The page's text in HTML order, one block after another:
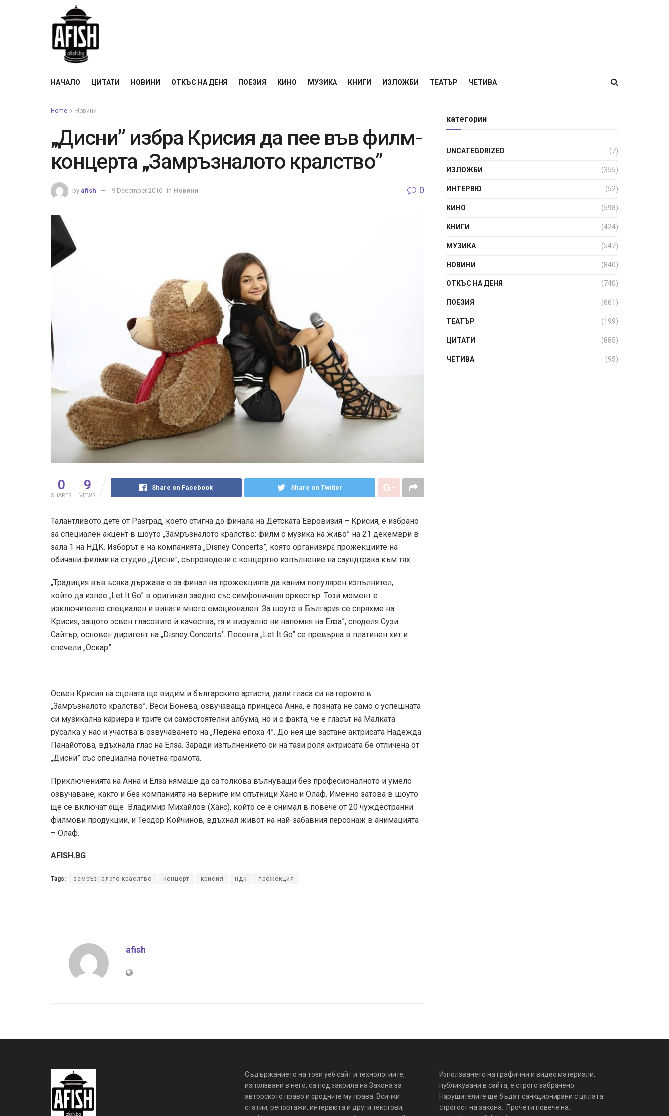
НАЧАЛО ЦИТАТИ НОВИНИ ОТКЪС НА ДЕНЯ ПОЕЗИЯ КИНО МУЗИКА КНИГИ ИЗЛОЖБИ ТЕАТЪР ЧЕТИВА
Home Новини
„Дисни” избра Крисия да пее във филм-
концерта „Замръзналото кралство”
by afish 9 December 2016 in Новини 0
0
SHARES
9
VIEWS
Share on Facebook Share on Twitter
Талантливото дете от Разград, което стигна до финала на Детската Евровизия – Крисия, е избрано
за специален акцент в шоуто „Замръзналото кралство: филм с музика на живо” на 21 декември в
зала 1 на НДК. Изборът е на компанията „Disney Concerts”, която организира прожекциите на
обичани филми на студио „Дисни”, съпроводени с концертно изпълнение на саундтрака към тях.
„Традиция във всяка държава е за финал на прожекцията да каним популярен изпълнител,
който да изпее „Let It Go” в оригинал заедно със симфоничния оркестър. Този момент е
изключително специален и винаги много емоционален. За шоуто в България се спряхме на
Крисия, защото освен гласовите ѝ качества, тя и визуално ни напомня на Елза”, споделя Сузи
Сайтър, основен диригент на „Disney Concerts”. Песента „Let It Go” се превърна в платинен хит и
спечели „Оскар”.
Освен Крисия на сцената ще видим и българските артисти, дали гласа си на героите в
„Замръзналото кралство”. Веси Бонева, озвучаваща принцеса Анна, е позната не само с успешната
си музикална кариера и трите си самостоятелни албума, но и с факта, че е гласът на Малката
русалка у нас и участва в озвучаването на „Ледена епоха 4”. До нея ще застане актрисата Надежда
Панайотова, вдъхнала глас на Елза. Заради изпълнението си на тази роля актрисата бе отличена от
„Дисни” със специална почетна грамота.
Приключенията на Анна и Елза нямаше да са толкова вълнуващи без професионалното и умело
озвучаване, както и без компанията на верните им спътници Ханс и Олаф. Именно затова в шоуто
ще се включат още Владимир Михайлов (Ханс), който се е снимал в повече от 20 чуждестранни
филмови продукции, и Теодор Койчинов, вдъхнал живот на най-забавния персонаж в анимацията
– Олаф.
AFISH.BG
Tags: замръзналото краслтво концерт крисия ндк прожекция
afish
категории
UNCATEGORIZED (7)
ИЗЛОЖБИ (355)
ИНТЕРВЮ (52)
КИНО (598)
КНИГИ (424)
МУЗИКА (547)
НОВИНИ (840)
ОТКЪС НА ДЕНЯ (740)
ПОЕЗИЯ (661)
ТЕАТЪР (199)
ЦИТАТИ (885)
ЧЕТИВА (95)
Съдържанието на този уеб сайт и технологиите,
използвани в него, са под закрила на Закона за
авторското право и сродните му права. Всички
статии, репортажи, интервюта и други текстови,
Използването на графични и видео материали,
публикувани в сайта, е строго забранено.
Нарушителите ще бъдат санкционирани с цялата
строгост на закона. Прочети повече на: